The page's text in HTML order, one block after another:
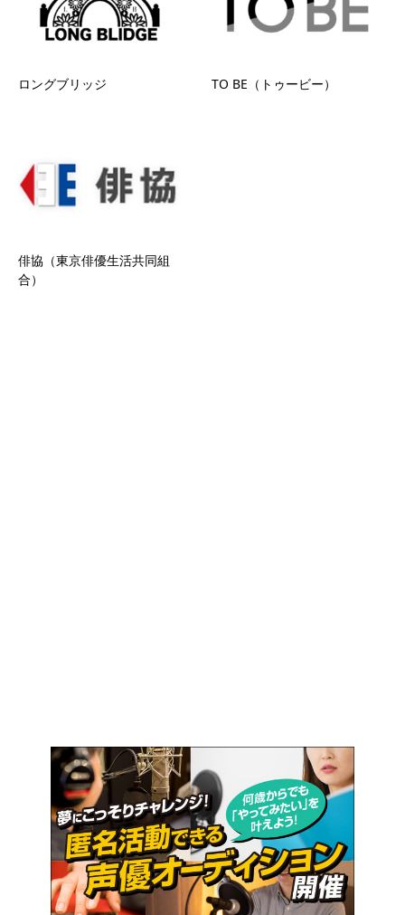
ロングブリッジ TO BE（トゥービー）
俳協（東京俳優生活共同組
合）